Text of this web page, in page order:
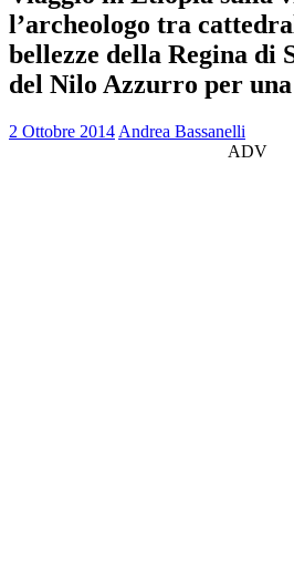
l’archeologo tra
bellezze della Regina di
del Nilo Azzurro per
2 Ottobre 2014 Andrea Bassanelli
ADV